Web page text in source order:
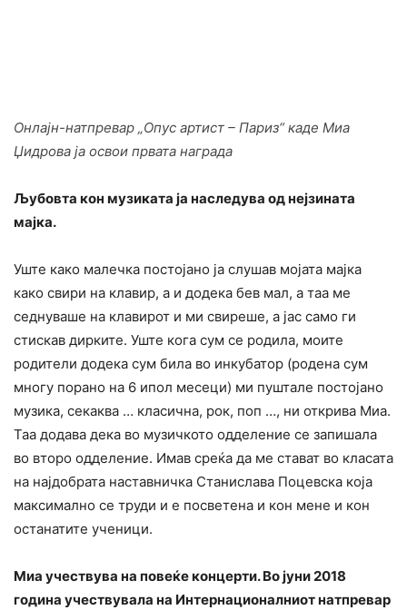
Онлајн-натпревар „Опус артист – Париз“ каде Миа
Џидрова ја освои првата награда
Љубовта кон музиката ја наследува од нејзината
мајка.
Уште како малечка постојано ја слушав мојата мајка
како свири на клавир, а и додека бев мал, а таа ме
седнуваше на клавирот и ми свиреше, а јас само ги
стискав дирките. Уште кога сум се родила, моите
родители додека сум била во инкубатор (родена сум
многу порано на 6 ипол месеци) ми пуштале постојано
музика, секаква … класична, рок, поп …, ни открива Миа.
Таа додава дека во музичкото одделение се запишала
во второ одделение. Имав среќа да ме стават во класата
на најдобрата наставничка Станислава Поцевска која
максимално се труди и е посветена и кон мене и кон
останатите ученици.
Миа учествува на повеќе концерти. Во јуни 2018
година учествувала на Интернационалниот натпревар